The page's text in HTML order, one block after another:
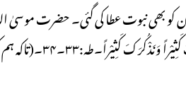
نبوت عطا کی گئی۔ حضرت موسیٰ اللہ
دونوں مل کر زیادہ